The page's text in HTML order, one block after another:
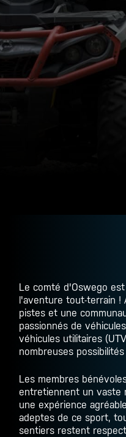
Le comté d'Oswego
l'aventure tout-terrain !
pistes et une
passionnés de
véhicules utilitaires
nombreuses
Les membres
entretiennent un vaste
une expérience
adeptes de ce sport,
sentiers restent